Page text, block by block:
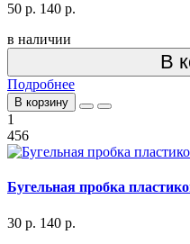
50 р. 140 р.
в наличии
В
Подробнее
В корзину
1
456
Бугельная пробка
30 р. 140 р.